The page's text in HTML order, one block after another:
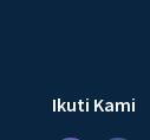
Ikuti Kami